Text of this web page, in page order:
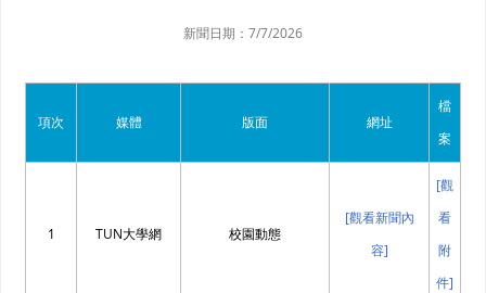
新聞日期： 7/7/2026
項次 媒體 版面 網址
檔
案
1 TUN大學網 校園動態
[觀看新聞內
容]
[觀
看
附
件]